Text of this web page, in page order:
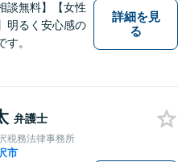
談無料】【女性
明るく安心感の
す。
詳細を見
る
弁護士
税務法律事務所
市